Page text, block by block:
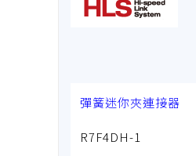
彈簧迷你夾連接器
R7F4DH-1